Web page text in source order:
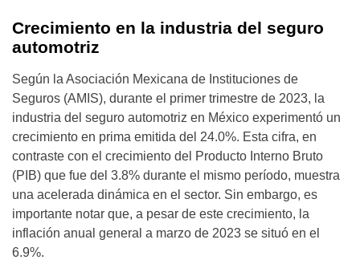
Crecimiento en la industria del seguro
automotriz
Según la Asociación Mexicana de Instituciones de
Seguros (AMIS), durante el primer trimestre de 2023, la
industria del seguro automotriz en México experimentó un
crecimiento en prima emitida del 24.0%. Esta cifra, en
contraste con el crecimiento del Producto Interno Bruto
(PIB) que fue del 3.8% durante el mismo período, muestra
una acelerada dinámica en el sector. Sin embargo, es
importante notar que, a pesar de este crecimiento, la
inflación anual general a marzo de 2023 se situó en el
6.9%.